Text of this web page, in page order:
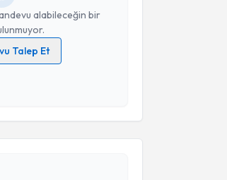
alabileceğin bir
Talep Et
ilişkinAydınlatma Metni
Gönder